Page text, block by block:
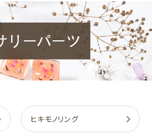
ヒキモノリング